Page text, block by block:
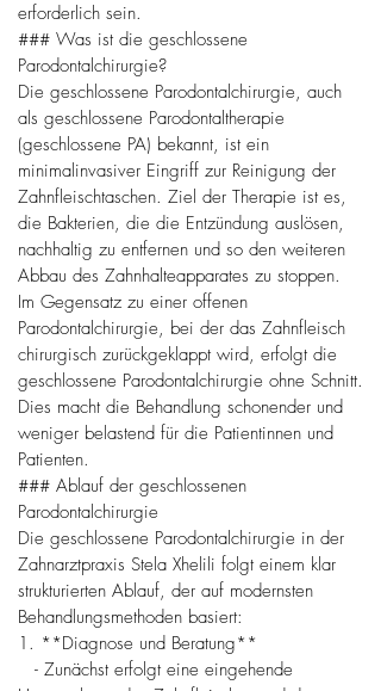
erforderlich sein.
### Was ist die geschlossene
Parodontalchirurgie?
Die geschlossene Parodontalchirurgie, auch
als geschlossene Parodontaltherapie
(geschlossene PA) bekannt, ist ein
minimalinvasiver Eingriff zur Reinigung der
Zahnfleischtaschen. Ziel der Therapie ist es,
die Bakterien, die die Entzündung auslösen,
nachhaltig zu entfernen und so den weiteren
Abbau des Zahnhalteapparates zu stoppen.
Im Gegensatz zu einer offenen
Parodontalchirurgie, bei der das Zahnfleisch
chirurgisch zurückgeklappt wird, erfolgt die
geschlossene Parodontalchirurgie ohne Schnitt.
Dies macht die Behandlung schonender und
weniger belastend für die Patientinnen und
Patienten.
### Ablauf der geschlossenen
Parodontalchirurgie
Die geschlossene Parodontalchirurgie in der
Zahnarztpraxis Stela Xhelili folgt einem klar
strukturierten Ablauf, der auf modernsten
Behandlungsmethoden basiert:
1. **Diagnose und Beratung**
- Zunächst erfolgt eine eingehende